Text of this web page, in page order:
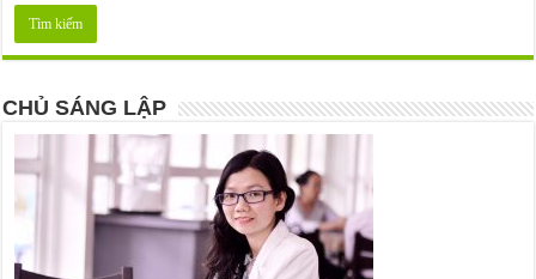
CHỦ SÁNG LẬP